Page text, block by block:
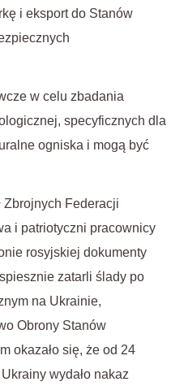
i eksport do Stanów
w celu zbadania
specyficznych dla
ogniska i mogą być
Zbrojnych Federacji
i patriotyczni pracownicy
rosyjskiej dokumenty
zatarli ślady po
na Ukrainie,
Obrony Stanów
okazało się, że od 24
wydało nakaz